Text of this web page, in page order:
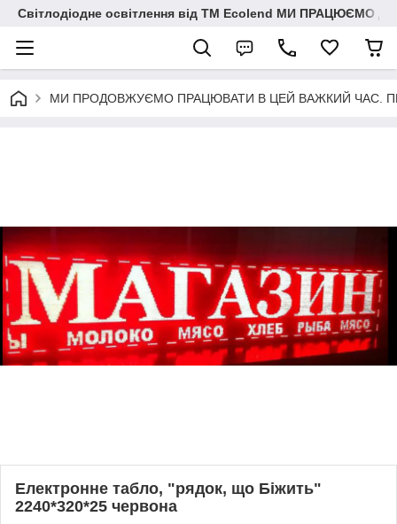
Світлодіодне освітлення від ТМ Ecolend МИ ПРАЦЮЄМО
МИ ПРОДОВЖУЄМО ПРАЦЮВАТИ В ЦЕЙ ВАЖКИЙ ЧАС.
Електронне табло, "рядок, що Біжить"
2240*320*25 червона